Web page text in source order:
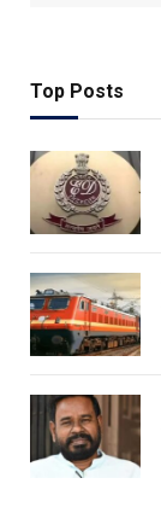
Top Posts